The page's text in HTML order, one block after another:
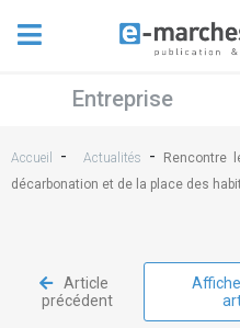
Entreprise
Accueil - Actualités -
Rencontre
décarbonation et de la place des
Article
précédent